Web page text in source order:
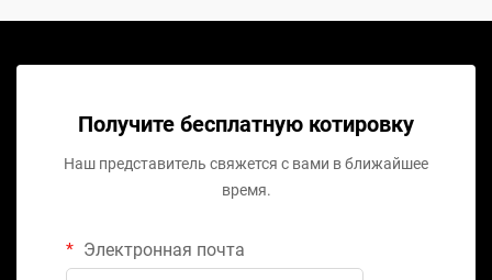
Получите бесплатную котировку
Наш представитель свяжется с вами в ближайшее
время.
Электронная почта